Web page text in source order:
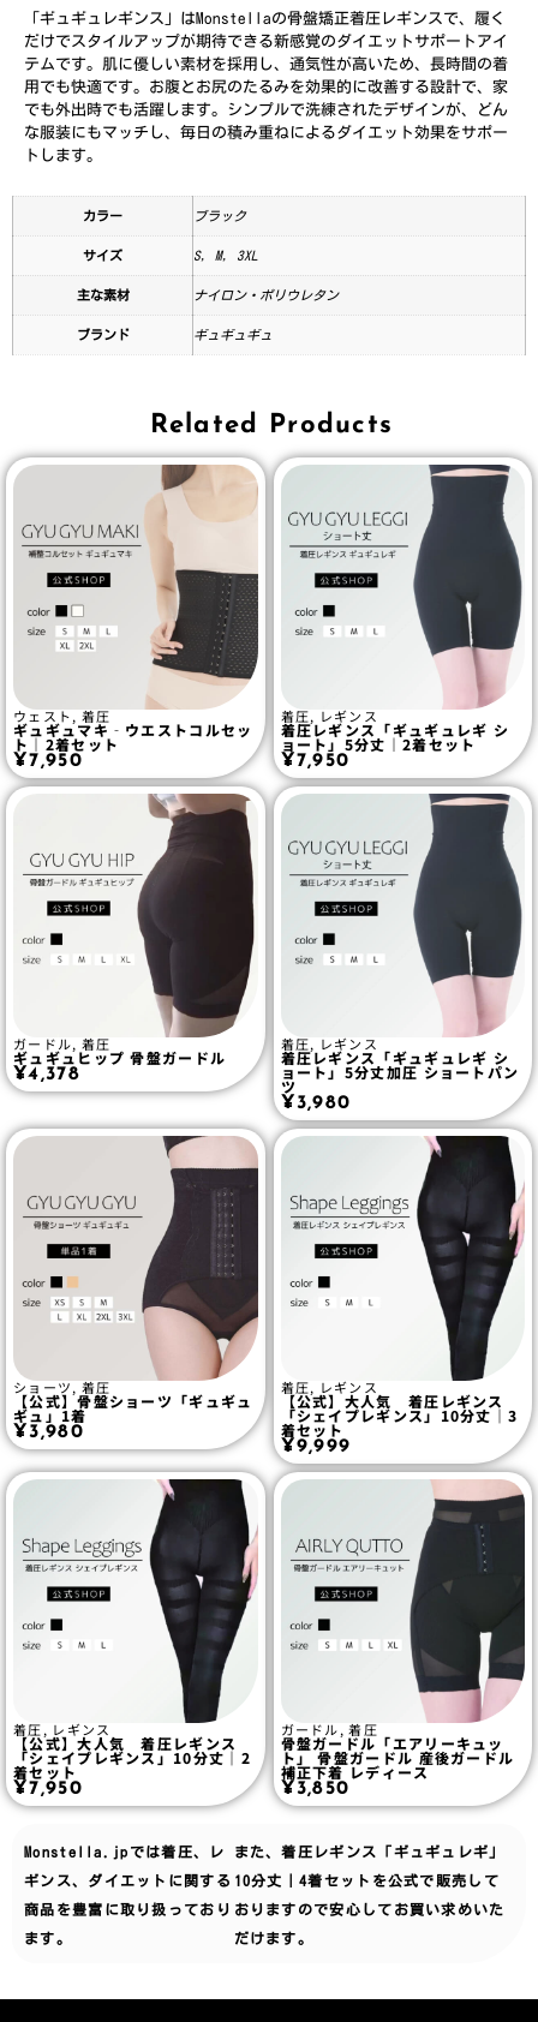
「ギュギュレギンス」はMonstellaの骨盤矯正着圧レギンスで、履く
だけでスタイルアップが期待できる新感覚のダイエットサポートアイ
テムです。肌に優しい素材を採用し、通気性が高いため、長時間の着
用でも快適です。お腹とお尻のたるみを効果的に改善する設計で、家
でも外出時でも活躍します。シンプルで洗練されたデザインが、どん
な服装にもマッチし、毎日の積み重ねによるダイエット効果をサポー
トします。
カラー ブラック
サイズ S, M, 3XL
主な素材 ナイロン・ポリウレタン
ブランド ギュギュギュ
Related Products
ウェスト,着圧
ギュギュマキ‐ウエストコルセッ
ト｜2着セット
¥7,950
着圧, レギンス
着圧レギンス「ギュギュレギ シ
ョート」5分丈｜2着セット
¥7,950
ガードル, 着圧
ギュギュヒップ 骨盤ガードル
¥4,378
着圧, レギンス
着圧レギンス「ギュギュレギ シ
ョート」5分丈加圧 ショートパン
ツ
¥3,980
ショーツ,着圧
【公式】骨盤ショーツ「ギュギュ
ギュ」1着
¥3,980
着圧, レギンス
【公式】大人気 着圧レギンス
「シェイプレギンス」10分丈｜3
着セット
¥9,999
着圧, レギンス
【公式】大人気 着圧レギンス
「シェイプレギンス」10分丈｜2
着セット
¥7,950
ガードル,着圧
骨盤ガードル「エアリーキュッ
ト」 骨盤ガードル 産後ガードル
補正下着 レディース
¥3,850
Monstella.jpでは着圧、レ
ギンス、ダイエット に関する
商品を豊富に取り扱っており
ます。
また、着圧レギンス「ギュギュレギ」
10分丈｜4着セットを公式で販売して
おりますので安心してお買い求めいた
だけます。